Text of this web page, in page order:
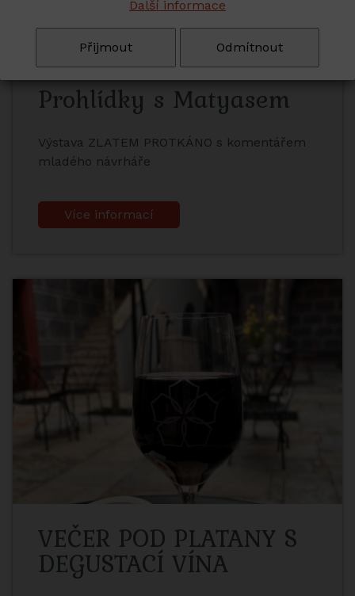
Prohlídky s Matyasem
Výstava ZLATEM PROTKÁNO s komentářem
mladého návrháře
Více informací
VEČER POD PLATANY S
DEGUSTACÍ VÍNA
Další informace
Přijmout Odmítnout